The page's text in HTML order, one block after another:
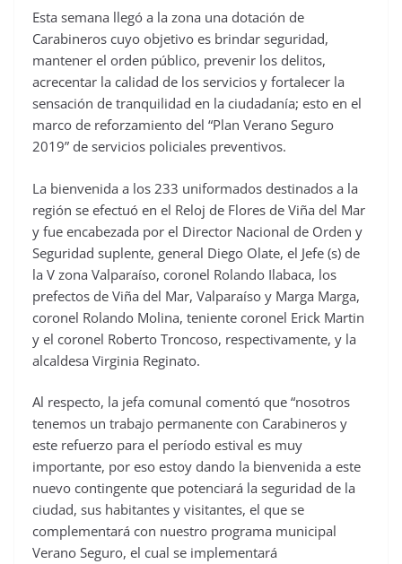
Esta semana llegó a la zona una dotación de
Carabineros cuyo objetivo es brindar seguridad,
mantener el orden público, prevenir los delitos,
acrecentar la calidad de los servicios y fortalecer la
sensación de tranquilidad en la ciudadanía; esto en el
marco de reforzamiento del “Plan Verano Seguro
2019” de servicios policiales preventivos.
La bienvenida a los 233 uniformados destinados a la
región se efectuó en el Reloj de Flores de Viña del Mar
y fue encabezada por el Director Nacional de Orden y
Seguridad suplente, general Diego Olate, el Jefe (s) de
la V zona Valparaíso, coronel Rolando Ilabaca, los
prefectos de Viña del Mar, Valparaíso y Marga Marga,
coronel Rolando Molina, teniente coronel Erick Martin
y el coronel Roberto Troncoso, respectivamente, y la
alcaldesa Virginia Reginato.
Al respecto, la jefa comunal comentó que “nosotros
tenemos un trabajo permanente con Carabineros y
este refuerzo para el período estival es muy
importante, por eso estoy dando la bienvenida a este
nuevo contingente que potenciará la seguridad de la
ciudad, sus habitantes y visitantes, el que se
complementará con nuestro programa municipal
Verano Seguro, el cual se implementará